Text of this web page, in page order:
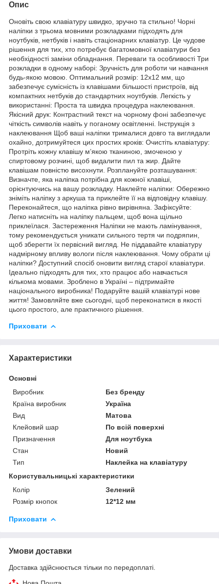
Опис
Оновіть свою клавіатуру швидко, зручно та стильно! Чорні
наліпки з трьома мовними розкладками підходять для
ноутбуків, нетбуків і навіть стаціонарних клавіатур. Це чудове
рішення для тих, хто потребує багатомовної клавіатури без
необхідності заміни обладнання. Переваги та особливості Три
розкладки в одному наборі: Зручність для роботи чи навчання
будь-якою мовою. Оптимальний розмір: 12x12 мм, що
забезпечує сумісність із клавішами більшості пристроїв, від
компактних нетбуків до стандартних ноутбуків. Легкість у
використанні: Проста та швидка процедура наклеювання.
Якісний друк: Контрастний текст на чорному фоні забезпечує
чіткість символів навіть у поганому освітленні. Інструкція з
наклеювання Щоб ваші наліпки трималися довго та виглядали
охайно, дотримуйтеся цих простих кроків: Очистіть клавіатуру:
Протріть кожну клавішу м’якою тканиною, змоченою у
спиртовому розчині, щоб видалити пил та жир. Дайте
клавішам повністю висохнути. Розплануйте розташування:
Визначте, яка наліпка потрібна для кожної клавіші,
орієнтуючись на вашу розкладку. Наклейте наліпки: Обережно
зніміть наліпку з аркуша та приклейте її на відповідну клавішу.
Переконайтеся, що наліпка рівно вирівняна. Зафіксуйте:
Легко натисніть на наліпку пальцем, щоб вона щільно
приклеїлася. Застереження Наліпки не мають ламінування,
тому рекомендується уникати сильного тертя чи подряпин,
щоб зберегти їх первісний вигляд. Не піддавайте клавіатуру
надмірному впливу вологи після наклеювання. Чому обрати ці
наліпки? Доступний спосіб оновити вигляд старої клавіатури.
Ідеально підходять для тих, хто працює або навчається
кількома мовами. Зроблено в Україні – підтримайте
національного виробника! Подаруйте вашій клавіатурі нове
життя! Замовляйте вже сьогодні, щоб переконатися в якості
цього простого, але практичного рішення.
Приховати
Характеристики
Основні
Виробник
Без бренду
Країна виробник
Україна
Вид
Матова
Клейовий шар
По всій поверхні
Призначення
Для ноутбука
Стан
Новий
Тип
Наклейка на клавіатуру
Користувальницькі характеристики
Колір
Зелений
Розмір кнопок
12*12 мм
Приховати
Умови доставки
Доставка здійснюється тільки по передоплаті.